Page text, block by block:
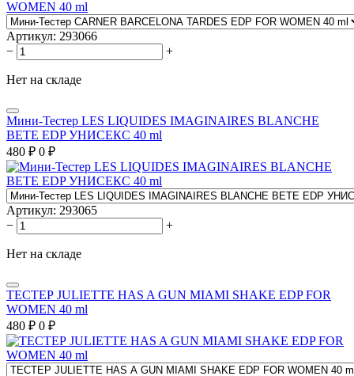
Артикул: 293066
−
+
Нет на складе
Мини-Тестер LES LIQUIDES IMAGINAIRES BLANCHE
BETE EDP УНИСЕКС 40 ml
480 ₽ 0 ₽
Артикул: 293065
−
+
Нет на складе
ТЕСТЕР JULIETTE HAS A GUN MIAMI SHAKE EDP FOR
WOMEN 40 ml
480 ₽ 0 ₽